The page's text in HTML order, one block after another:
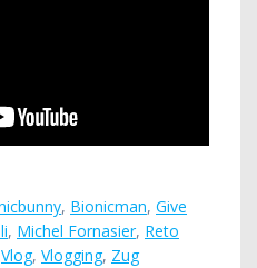
, Bionicman, Give
, Michel Fornasier, Reto
Vlog, Vlogging, Zug